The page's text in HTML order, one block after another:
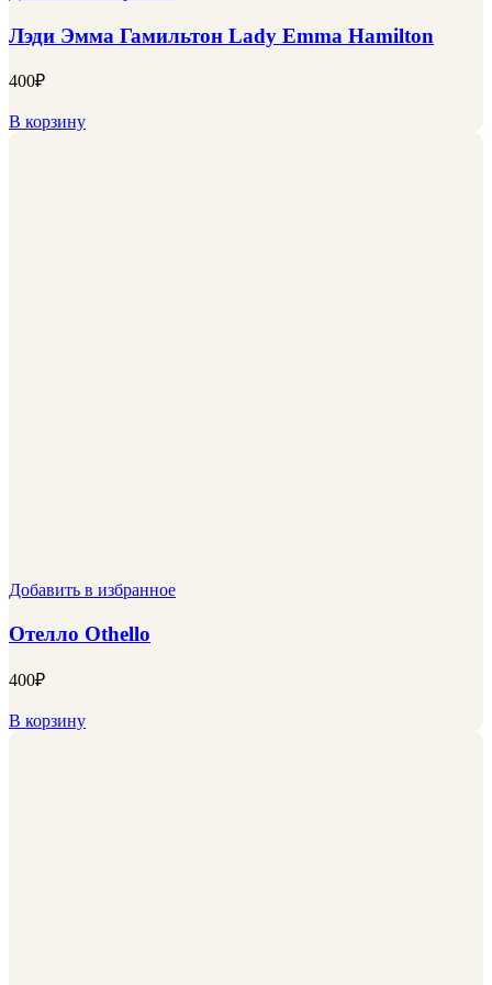
Лэди Эмма Гамильтон Lady Emma Hamilton
400₽
В корзину
Добавить в избранное
Отелло Othello
400₽
В корзину